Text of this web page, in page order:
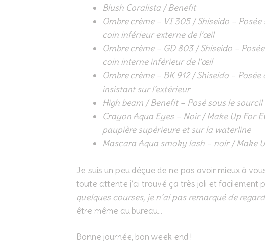
Blush Coralista / Benefit
Ombre crème – VI 305 / Shiseido –
coin inférieur externe de l’œil
Ombre crème – GD 803 / Shiseido –
coin interne inférieur de l’œil
Ombre crème – BK 912 / Shiseido –
insistant sur l’extérieur
High beam / Benefit – Posé sous le sourcil
Crayon Aqua Eyes – Noir / Make Up For
paupière supérieure et sur la waterline
Mascara Aqua smoky lash – noir / Make
Je suis un peu déçue de ne pas avoir mieux à
toute attente j’ai trouvé ça très joli et facilement
quelques courses, je n’ai pas remarqué de
être même au bureau…
Bonne journée, bon week end !